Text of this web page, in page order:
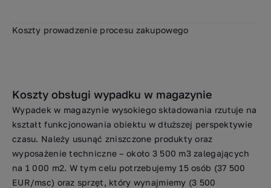
Koszty prowadzenie procesu zakupowego
Koszty obsługi wypadku w magazynie
Wypadek w magazynie wysokiego składowania rzutuje na
kształt funkcjonowania obiektu w dłuższej perspektywie
czasu. Należy usunąć zniszczone produkty oraz
wyposażenie techniczne – około 3 500 m3 zalegających
na 1 000 m2. W tym celu potrzebujemy 15 osób (37 500
EUR/msc) oraz sprzęt, który wynajmiemy (3 500